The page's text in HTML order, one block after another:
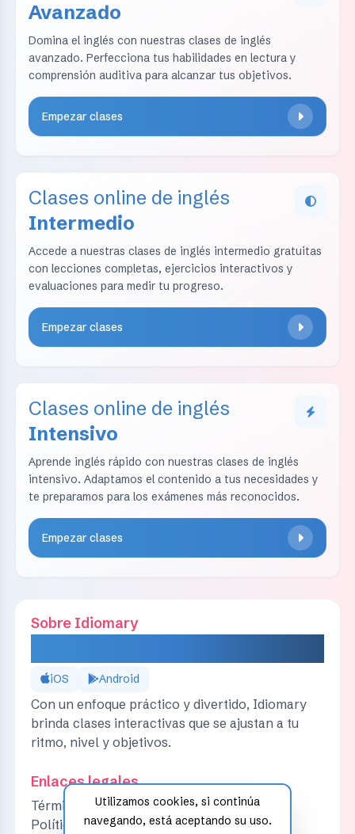
Avanzado
Domina el inglés con nuestras clases de inglés
avanzado. Perfecciona tus habilidades en lectura y
comprensión auditiva para alcanzar tus objetivos.
Empezar clases
Clases online de inglés
Intermedio
Accede a nuestras clases de inglés intermedio gratuitas
con lecciones completas, ejercicios interactivos y
evaluaciones para medir tu progreso.
Empezar clases
Clases online de inglés
Intensivo
Aprende inglés rápido con nuestras clases de inglés
intensivo. Adaptamos el contenido a tus necesidades y
te preparamos para los exámenes más reconocidos.
Empezar clases
Utilizamos cookies, si continúa
navegando, está aceptando su uso.
Sobre Idiomary
iOS Android
Con un enfoque práctico y divertido, Idiomary
brinda clases interactivas que se ajustan a tu
ritmo, nivel y objetivos.
Enlaces legales
Términos y condiciones
Política de privacidad